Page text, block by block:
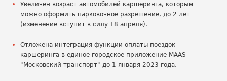
Увеличен возраст автомобилей каршеринга, которым
можно оформить парковочное разрешение, до 2 лет
(изменение вступит в силу 18 апреля).
Отложена интеграция функции оплаты поездок
каршеринга в единое городское приложение MAAS
"Московский транспорт" до 1 января 2023 года.